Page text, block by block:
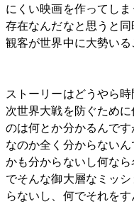
にくい映画を作ってし
存在なんだなと思うと
観客が世界中に大勢いる
ストーリーはどうやら
次世界大戦を防ぐため
のは何とか分かるんで
なのか全く分からない
かも分からないし何な
でそんな御大層なミッ
らないし、何でそれを